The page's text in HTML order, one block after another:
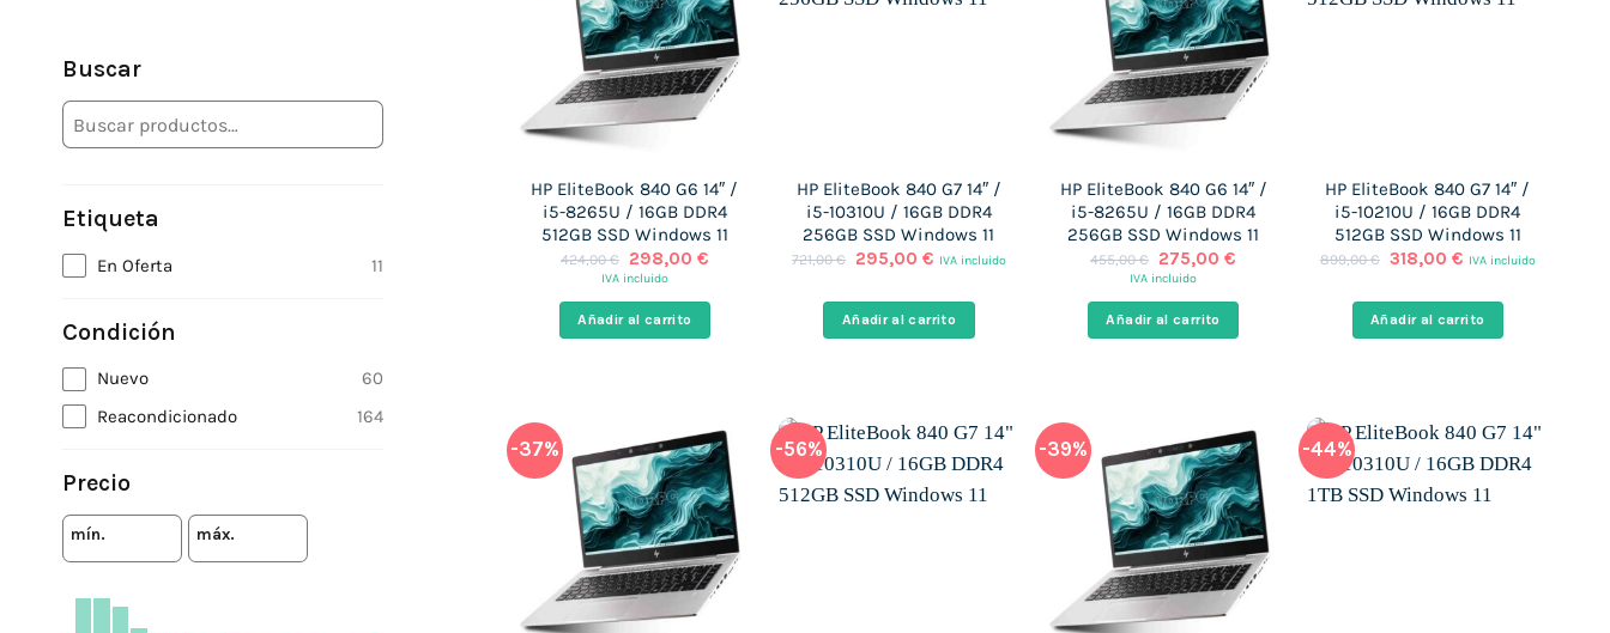
Buscar
Etiqueta
En Oferta 11
Condición
Nuevo
60
Reacondicionado
164
Precio
mín. máx.
HP EliteBook 840 G6 14″ /
i5-8265U / 16GB DDR4
512GB SSD Windows 11
424,00€
El
precio
era:
424,00 €.
298,00 €El
es:
IVA incluido
Añadir al carrito
HP EliteBook 840 G7 14″ /
i5-10310U / 16GB DDR4
256GB SSD Windows 11
721,00€
El
era:
721,00 €.
295,00 €El
es:
295,00 €.
IVA incluido
Añadir al carrito
HP EliteBook 840 G6 14″ /
i5-8265U / 16GB DDR4
256GB SSD Windows 11
455,00€
El
precio
era:
455,00 €.
275,00 €El
es:
IVA incluido
Añadir al carrito
HP EliteBook 840 G7 14″ /
i5-10210U / 16GB DDR4
512GB SSD Windows 11
899,00€ El
era:
899,00 €.
318,00 €El
es:
318,00 €.
IVA incluido
Añadir al carrito
-37% -56% -39% -44%